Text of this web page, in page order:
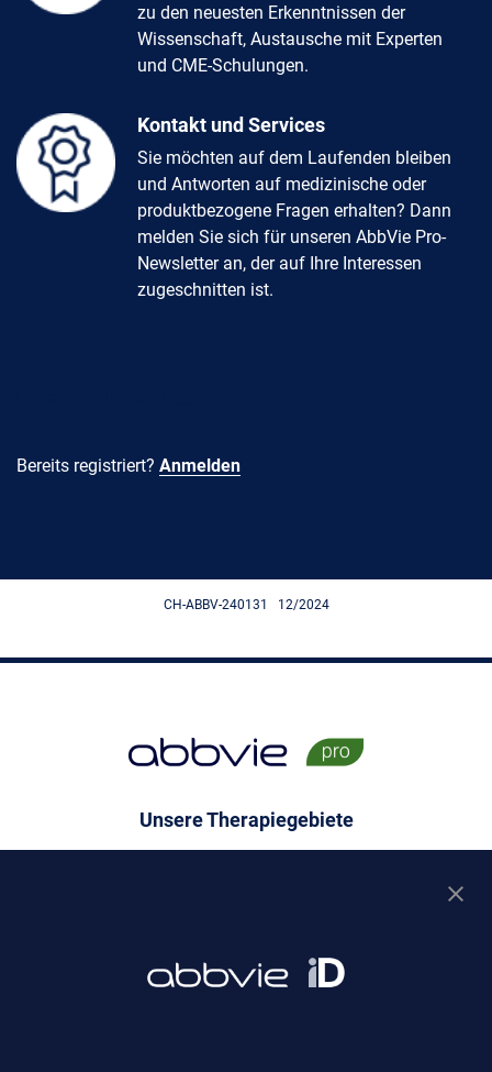
zu den neuesten Erkenntnissen der
Wissenschaft, Austausche mit Experten
und CME-Schulungen.
Kontakt und Services
Sie möchten auf dem Laufenden bleiben
und Antworten auf medizinische oder
produktbezogene Fragen erhalten? Dann
melden Sie sich für unseren AbbVie Pro-
Newsletter an, der auf Ihre Interessen
zugeschnitten ist.
Bereits registriert? Anmelden
CH-ABBV-240131 12/2024
Unsere Therapiegebiete
Rheumatologie